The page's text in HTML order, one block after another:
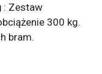
: Zestaw
300 kg.
bram.